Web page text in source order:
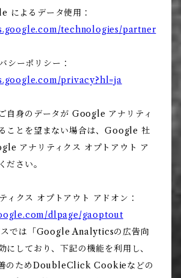
によるデータ使用：
technologies/partner
シーポリシー：
privacy?hl=ja
自身のデータが Google アナリティ
ことを望まない場合は、Google 社
アナリティクス オプトアウト ア
ださい。
クス オプトアウト アドオン：
dlpage/gaoptout
スでは「Google Analyticsの広告向
にしており、下記の機能を利用し、
のためDoubleClick Cookieなどの